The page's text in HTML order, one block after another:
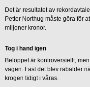
Det är resultatet av
Petter Northug måste göra för
miljoner kronor.
Tog i hand igen
Beloppet är kontroversiellt,
vägen. Fast det blev rabalder
krogen tidigt i våras.